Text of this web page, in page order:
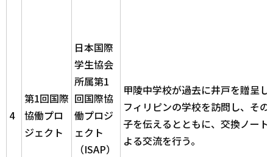
4
第1回国際
協働プロ
ジェクト
日本国際
学生協会
所属第1
回国際協
働プロジ
ェクト
（ISAP）
甲陵中学校が過去に井戸を贈呈し
フィリピンの学校を訪問し、その
子を伝えるとともに、交換ノート
よる交流を行う。